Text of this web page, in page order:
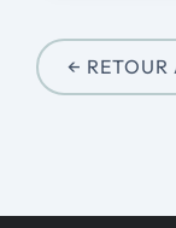
← RETOUR